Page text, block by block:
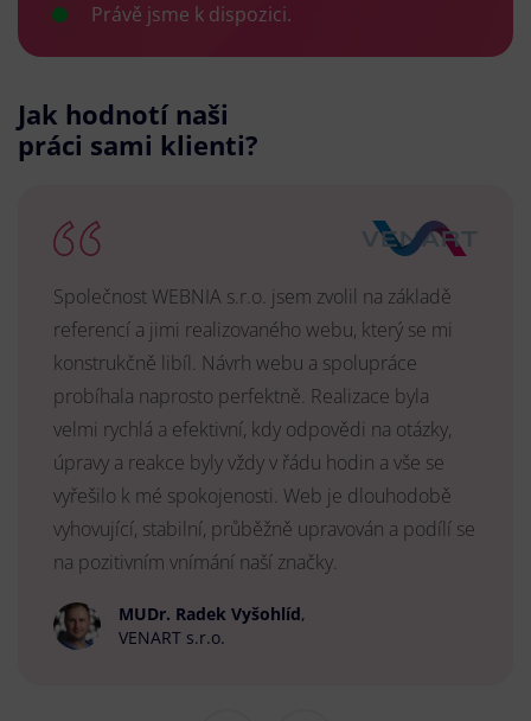
Právě jsme k dispozici.
Jak hodnotí naši
práci sami klienti?
Společnost WEBNIA s.r.o. jsem zvolil na základě
referencí a jimi realizovaného webu, který se mi
konstrukčně libíl. Návrh webu a spolupráce
probíhala naprosto perfektně. Realizace byla
velmi rychlá a efektivní, kdy odpovědi na otázky,
úpravy a reakce byly vždy v řádu hodin a vše se
vyřešilo k mé spokojenosti. Web je dlouhodobě
vyhovující, stabilní, průběžně upravován a podílí se
na pozitivním vnímání naší značky.
MUDr. Radek Vyšohlíd,
VENART s.r.o.